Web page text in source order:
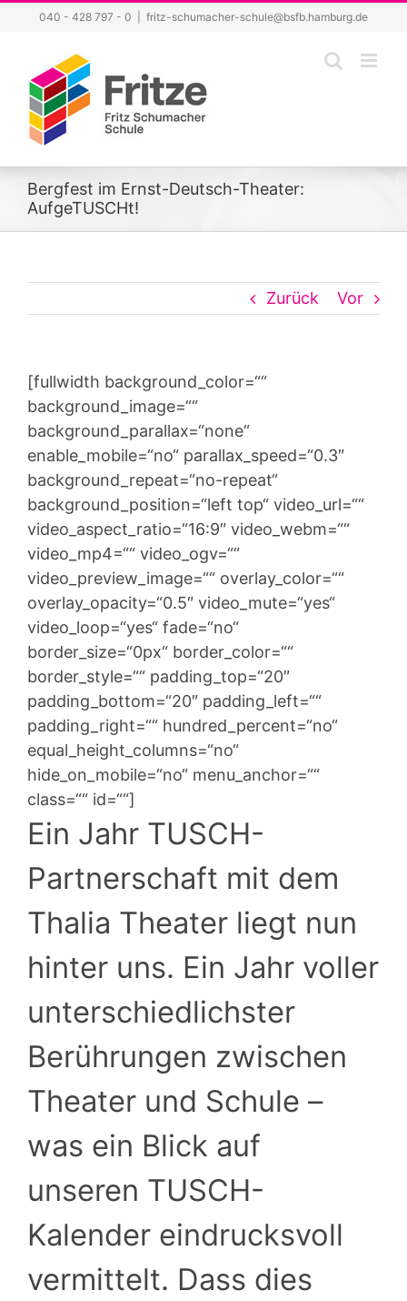
springen
040 - 428 797 - 0 fritz-schumacher-schule@bsfb.hamburg.de
Bergfest im Ernst-Deutsch-Theater:
AufgeTUSCHt!
Zurück Vor
[fullwidth background_color=““
background_image=““
background_parallax=“none“
enable_mobile=“no“ parallax_speed=“0.3″
background_repeat=“no-repeat“
background_position=“left top“ video_url=““
video_aspect_ratio=“16:9″ video_webm=““
video_mp4=““ video_ogv=““
video_preview_image=““ overlay_color=““
overlay_opacity=“0.5″ video_mute=“yes“
video_loop=“yes“ fade=“no“
border_size=“0px“ border_color=““
border_style=““ padding_top=“20″
padding_bottom=“20″ padding_left=““
padding_right=““ hundred_percent=“no“
equal_height_columns=“no“
hide_on_mobile=“no“ menu_anchor=““
class=““ id=““]
Ein Jahr TUSCH-
Partnerschaft mit dem
Thalia Theater liegt nun
hinter uns. Ein Jahr voller
unterschiedlichster
Berührungen zwischen
Theater und Schule –
was ein Blick auf
unseren TUSCH-
Kalender eindrucksvoll
vermittelt. Dass dies